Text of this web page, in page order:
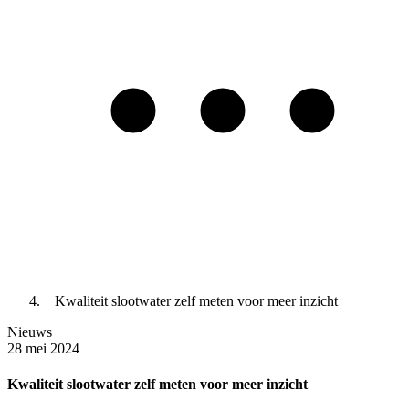
Kwaliteit slootwater zelf meten voor meer inzicht
Nieuws
28 mei 2024
Kwaliteit slootwater zelf meten voor meer inzicht